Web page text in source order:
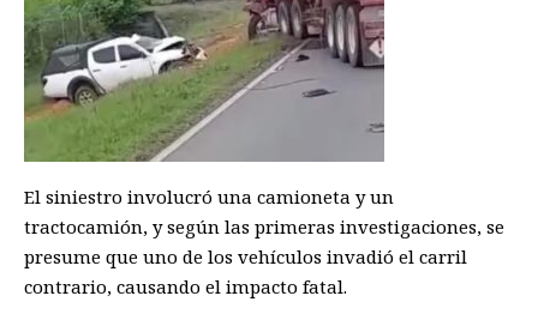
El siniestro involucró una camioneta y un
tractocamión, y según las primeras investigaciones, se
presume que uno de los vehículos invadió el carril
contrario, causando el impacto fatal.